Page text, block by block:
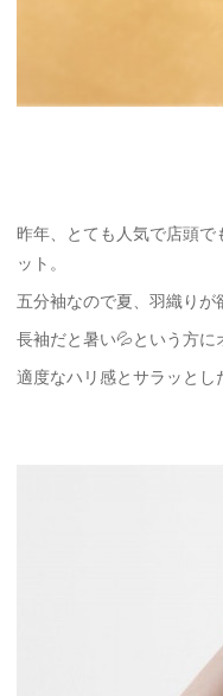
昨年、とても人気で店頭
ット。
五分袖なので夏、羽織りが
長袖だと暑い💦という方
適度なハリ感とサラッと